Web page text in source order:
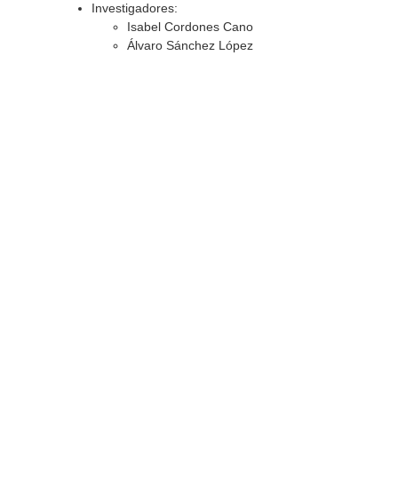
Investigadores:
Isabel Cordones Cano
Álvaro Sánchez López